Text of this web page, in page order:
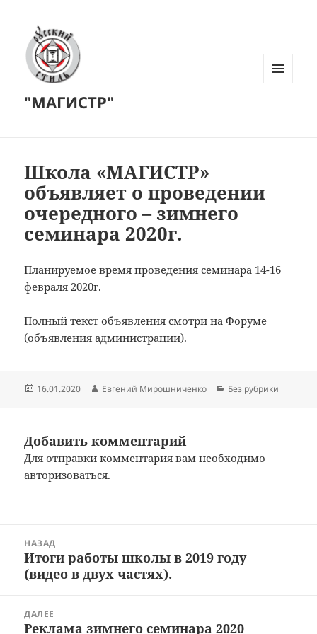
"МАГИСТР"
Школа «МАГИСТР»
объявляет о проведении
очередного – зимнего
семинара 2020г.
Планируемое время проведения семинара 14-16
февраля 2020г.
Полный текст объявления смотри на Форуме
(объявления администрации).
Опубликовано
16.01.2020 Автор
Евгений Мирошниченко Рубрики
Без рубрики
Добавить комментарий
Для отправки комментария вам необходимо
авторизоваться.
записям
НАЗАД
Предыдущая
запись:
Итоги работы школы в 2019 году
(видео в двух частях).
ДАЛЕЕ
Следующая
Реклама зимнего семинара 2020